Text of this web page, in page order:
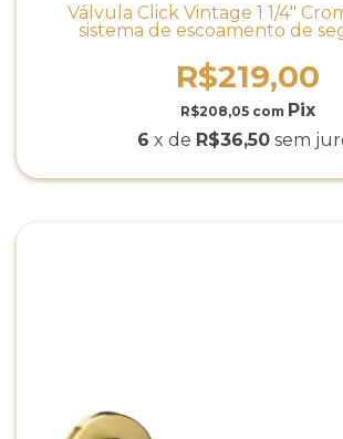
Válvula Click Vintage 1 1/4"
sistema de escoamento de
R$219,00
R$208,05 com
6 x de R$36,50 sem